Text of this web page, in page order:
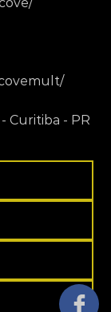
Curitiba - PR